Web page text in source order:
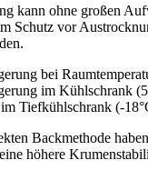
kann ohne großen
Schutz vor
bei
im Kühlschrank
Tiefkühlschrank (-
Backmethode
höhere